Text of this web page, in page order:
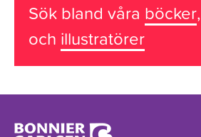
Sök bland våra böcker,
och illustratörer